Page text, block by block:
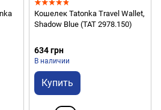
Кошелек Tatonka Travel Wallet,
Shadow Blue (TAT 2978.150)
634 грн
В наличии
Купить